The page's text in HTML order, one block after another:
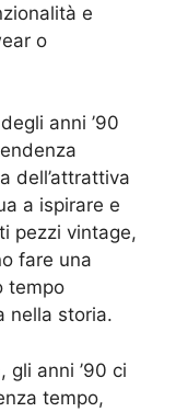
e
o
anni ’90
dell’attrattiva
a ispirare e
pezzi vintage,
fare una
tempo
nella storia.
anni ’90 ci
tempo,